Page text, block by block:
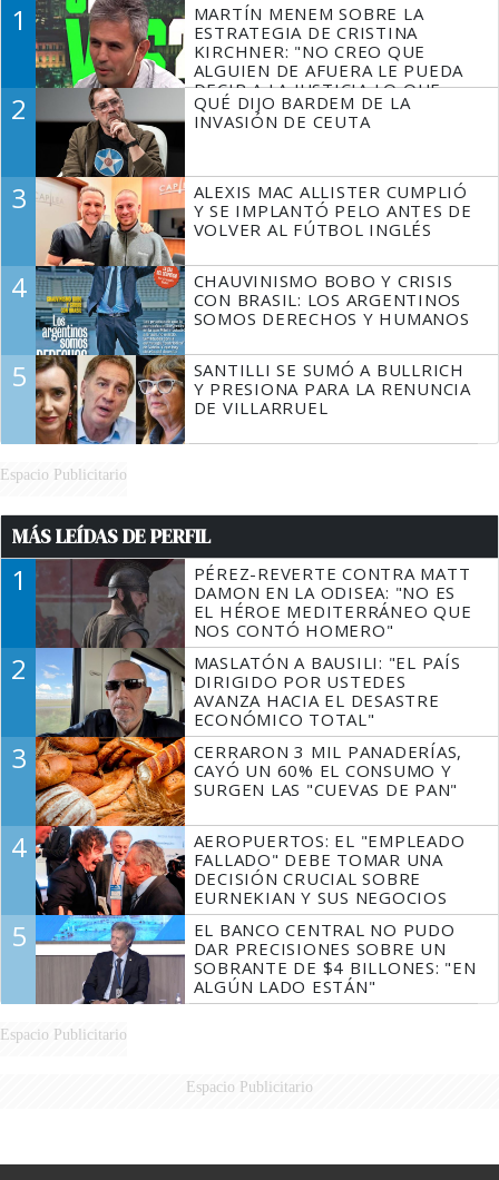
1
MARTÍN MENEM SOBRE LA
ESTRATEGIA DE CRISTINA
KIRCHNER: "NO CREO QUE
ALGUIEN DE AFUERA LE PUEDA
DECIR A LA JUSTICIA LO QUE
TIENE QUE HACER"
2
QUÉ DIJO BARDEM DE LA
INVASIÓN DE CEUTA
3
ALEXIS MAC ALLISTER CUMPLIÓ
Y SE IMPLANTÓ PELO ANTES DE
VOLVER AL FÚTBOL INGLÉS
4
CHAUVINISMO BOBO Y CRISIS
CON BRASIL: LOS ARGENTINOS
SOMOS DERECHOS Y HUMANOS
5
SANTILLI SE SUMÓ A BULLRICH
Y PRESIONA PARA LA RENUNCIA
DE VILLARRUEL
Espacio Publicitario
MÁS LEÍDAS DE PERFIL
1
PÉREZ-REVERTE CONTRA MATT
DAMON EN LA ODISEA: "NO ES
EL HÉROE MEDITERRÁNEO QUE
NOS CONTÓ HOMERO"
2
MASLATÓN A BAUSILI: "EL PAÍS
DIRIGIDO POR USTEDES
AVANZA HACIA EL DESASTRE
ECONÓMICO TOTAL"
3
CERRARON 3 MIL PANADERÍAS,
CAYÓ UN 60% EL CONSUMO Y
SURGEN LAS "CUEVAS DE PAN"
4
AEROPUERTOS: EL "EMPLEADO
FALLADO" DEBE TOMAR UNA
DECISIÓN CRUCIAL SOBRE
EURNEKIAN Y SUS NEGOCIOS
5
EL BANCO CENTRAL NO PUDO
DAR PRECISIONES SOBRE UN
SOBRANTE DE $4 BILLONES: "EN
ALGÚN LADO ESTÁN"
Espacio Publicitario
Espacio Publicitario